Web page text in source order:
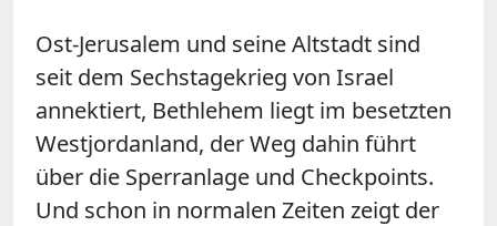
Ost-Jerusalem und seine Altstadt sind
seit dem Sechstagekrieg von Israel
annektiert, Bethlehem liegt im besetzten
Westjordanland, der Weg dahin führt
über die Sperranlage und Checkpoints.
Und schon in normalen Zeiten zeigt der